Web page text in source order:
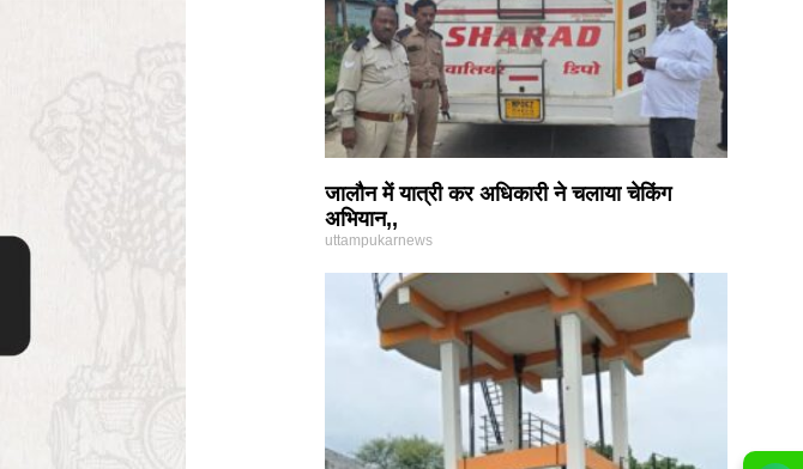
जालौन में यात्री कर अधिकारी ने चलाया चेकिंग
अभियान,,
uttampukarnews